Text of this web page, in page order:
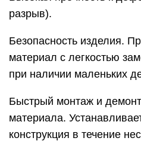
разрыв).
Безопасность изделия.
материал с легкостью
при наличии маленьких
Быстрый монтаж и
материала.
конструкция в течение